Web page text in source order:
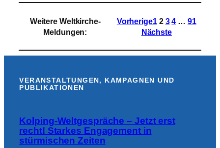
Augsburg:
junge
Erwachsene
Weltfreiwilligendienst
Weitere Weltkirche-
Meldungen:
Vorherige1 2 3 4 … 91
Nächste
VERANSTALTUNGEN, KAMPAGNEN UND
PUBLIKATIONEN
Kolping-Weltgespräche – Jetzt erst
recht! Starkes Engagement in
stürmischen Zeiten